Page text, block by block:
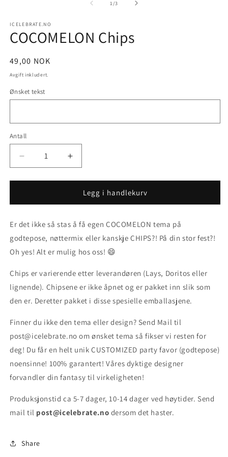
1/av
3
ICELEBRATE.NO
COCOMELON Chips
Vanlig
pris
49,00 NOK
Avgift inkludert.
Ønsket tekst
Antall
antallet
for
Chips
Øk
antallet
for
COCOMELON
Chips
Legg i handlekurv
Er det ikke så stas å få egen COCOMELON tema på
godtepose, nøttermix eller kanskje CHIPS?! På din stor fest?!
Oh yes! Alt er mulig hos oss! 😄
Chips er varierende etter leverandøren (Lays, Doritos eller
lignende). Chipsene er ikke åpnet og er pakket inn slik som
den er. Deretter pakket i disse spesielle emballasjene.
Finner du ikke den tema eller design? Send Mail til
post@icelebrate.no om ønsket tema så fikser vi resten for
deg! Du får en helt unik CUSTOMIZED party favor (godtepose)
noensinne! 100% garantert! Våres dyktige designer
forvandler din fantasy til virkeligheten!
Produksjonstid ca 5-7 dager, 10-14 dager ved høytider. Send
mail til post@icelebrate.no dersom det haster.
Share